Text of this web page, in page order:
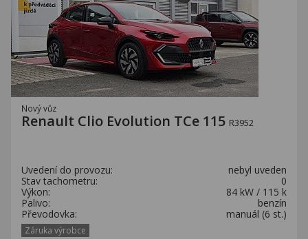
Nový vůz
Renault Clio Evolution TCe 115 R3952
Uvedení do provozu:
nebyl uveden
Stav tachometru:
0
Výkon:
84 kW / 115 k
Palivo:
benzín
Převodovka:
manuál (6 st.)
Záruka výrobce